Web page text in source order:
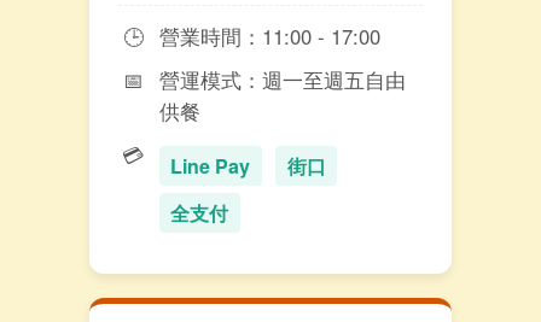
🕒 營業時間：11:00 - 17:00
📅
營運模式：週一至週五自由
供餐
💳
Line Pay
街口
全支付